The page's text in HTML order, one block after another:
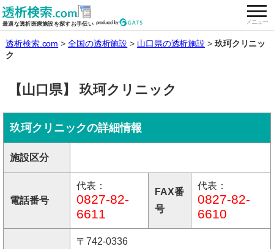
最適な透析医療施設を探すお手伝い メニュー
全国の透析施設を検索する
透析検索.com 全国の透析施設 山口県の透析施設
玖珂クリニッ
ク
【山口県】 玖珂クリニック
玖珂クリニックの詳細情報
施設区分
電話番号
代表：
0827-82-
6611
FAX番
号
代表：
0827-82-
6610
〒742-0336